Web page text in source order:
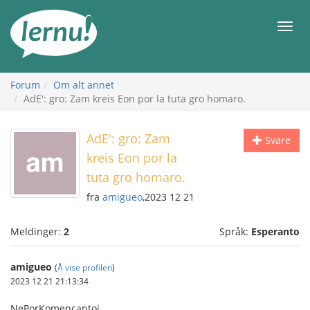
innholdet
Meny
Forum
Om alt annet
AdE': gro: Zam kreis Eon por la tuta gro homaro.
Svare
AdE': gro: Zam
kreis Eon por la
tuta gro homaro.
fra amigueo,2023 12 21
Meldinger: 2 Språk: Esperanto
amigueo (Å vise profilen)
2023 12 21 21:13:34